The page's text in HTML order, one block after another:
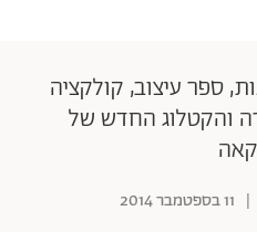
ספר עיצוב, קולקציה
והקטלוג החדש של
| 11 בספטמבר 2014